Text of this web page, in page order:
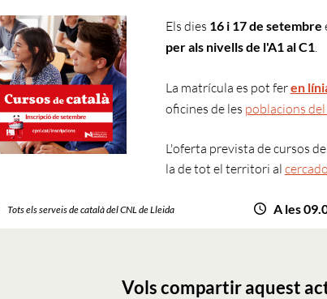
Els dies 16 i 17 de setembre
per als nivells de l'A1 al C1.
La matrícula es pot feren
oficines de les poblacions
L'oferta prevista de cursos
la de tot el territori al
Tots els serveis de català del CNL de Lleida A les
Vols compartir aquest